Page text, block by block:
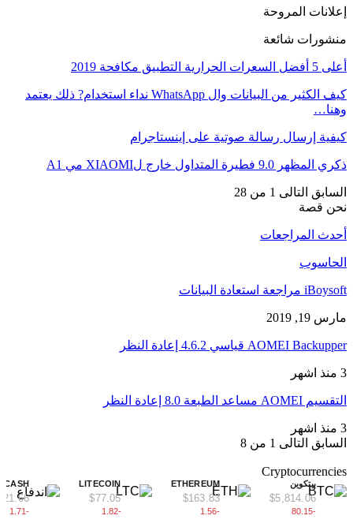
إعلانات المروحة
منشورات شائعة
أعلى 5 أفضل السعرات الحرارية التطبيق مكافحة 2019
كيف الكثير من البيانات وال WhatsApp نداء استخدام? ذلك يعتمد
وهنا…
كيفية إرسال رسالة صوتية على إينستاجرام
ذكري المظهر 9.0 فطيرة المتداول خارج لXIAOMI مي A1
السابق التالى 1 من 28
نحن قصة
أحدث المراجعات
الحاسوب
iBoysoft مراجعة استعادة البيانات
مارس 19, 2019
AOMEI Backupper قياسي 4.6.2 إعادة النظر
3 منذ اشهر
التقسيم AOMEI مساعد الطبعة 8.0 إعادة النظر
3 منذ اشهر
السابق التالى 1 من 8
Cryptocurrencies
بيتكوين
$5,814.06
-80.15
ETHEREUM
$163.83
-1.56
LITECOIN
$77.05
-1.82
-1.71